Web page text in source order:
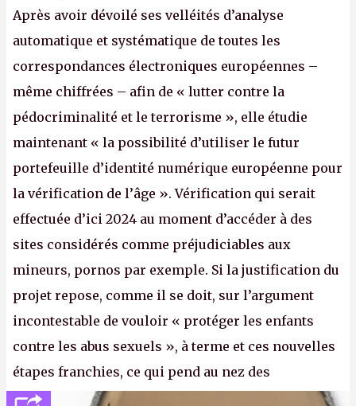
Après avoir dévoilé ses velléités d’analyse
automatique et systématique de toutes les
correspondances électroniques européennes –
même chiffrées – afin de « lutter contre la
pédocriminalité et le terrorisme », elle étudie
maintenant « la possibilité d’utiliser le futur
portefeuille d’identité numérique européenne pour
la vérification de l’âge ». Vérification qui serait
effectuée d’ici 2024 au moment d’accéder à des
sites considérés comme préjudiciables aux
mineurs, pornos par exemple. Si la justification du
projet repose, comme il se doit, sur l’argument
incontestable de vouloir « protéger les enfants
contre les abus sexuels », à terme et ces nouvelles
étapes franchies, ce qui pend au nez des
internautes est à n'en point douter la mise en place